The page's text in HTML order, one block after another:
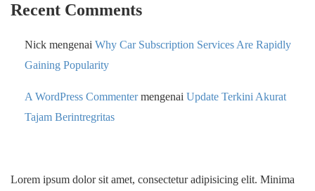
Recent Comments
Nick mengenai Why Car Subscription Services Are Rapidly
Gaining Popularity
A WordPress Commentermengenai Update Terkini Akurat
Tajam Berintregritas
Lorem ipsum dolor sit amet, consectetur adipisicing elit. Minima